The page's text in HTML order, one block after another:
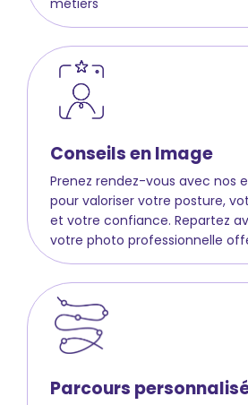
métiers
Conseils en Image
Prenez rendez-vous avec nos
pour valoriser votre posture,
et votre confiance. Repartez
votre photo professionnelle
Parcours